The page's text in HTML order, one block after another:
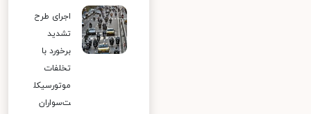
اجرای طرح
تشدید
برخورد با
تخلفات
موتورسیکل
ت‌سواران